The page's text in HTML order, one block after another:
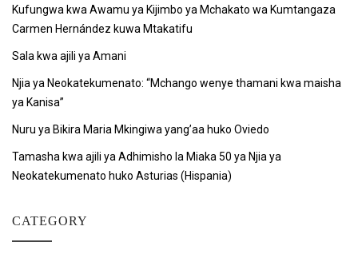
Kufungwa kwa Awamu ya Kijimbo ya Mchakato wa Kumtangaza
Carmen Hernández kuwa Mtakatifu
Sala kwa ajili ya Amani
Njia ya Neokatekumenato: “Mchango wenye thamani kwa maisha
ya Kanisa”
Nuru ya Bikira Maria Mkingiwa yang’aa huko Oviedo
Tamasha kwa ajili ya Adhimisho la Miaka 50 ya Njia ya
Neokatekumenato huko Asturias (Hispania)
CATEGORY